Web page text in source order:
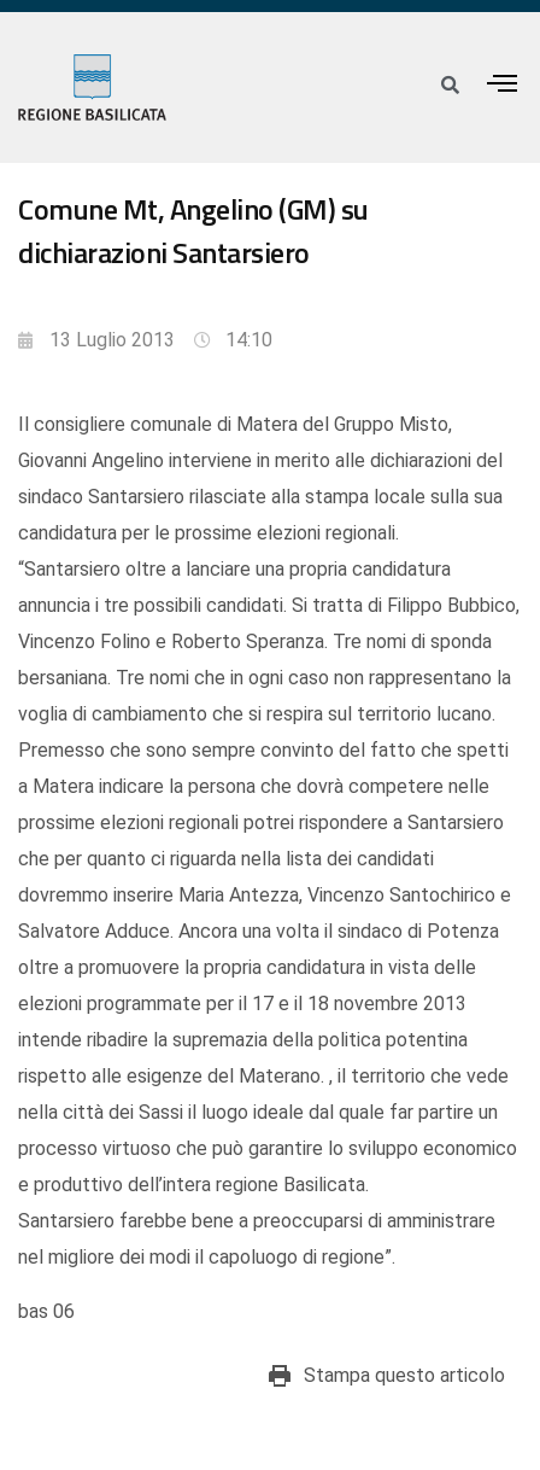
Comune Mt, Angelino (GM) su
dichiarazioni Santarsiero
13 Luglio 2013 14:10
Il consigliere comunale di Matera del Gruppo Misto,
Giovanni Angelino interviene in merito alle dichiarazioni del
sindaco Santarsiero rilasciate alla stampa locale sulla sua
candidatura per le prossime elezioni regionali.
“Santarsiero oltre a lanciare una propria candidatura
annuncia i tre possibili candidati. Si tratta di Filippo Bubbico,
Vincenzo Folino e Roberto Speranza. Tre nomi di sponda
bersaniana. Tre nomi che in ogni caso non rappresentano la
voglia di cambiamento che si respira sul territorio lucano.
Premesso che sono sempre convinto del fatto che spetti
a Matera indicare la persona che dovrà competere nelle
prossime elezioni regionali potrei rispondere a Santarsiero
che per quanto ci riguarda nella lista dei candidati
dovremmo inserire Maria Antezza, Vincenzo Santochirico e
Salvatore Adduce. Ancora una volta il sindaco di Potenza
oltre a promuovere la propria candidatura in vista delle
elezioni programmate per il 17 e il 18 novembre 2013
intende ribadire la supremazia della politica potentina
rispetto alle esigenze del Materano. , il territorio che vede
nella città dei Sassi il luogo ideale dal quale far partire un
processo virtuoso che può garantire lo sviluppo economico
e produttivo dell’intera regione Basilicata.
Santarsiero farebbe bene a preoccuparsi di amministrare
nel migliore dei modi il capoluogo di regione”.
bas 06
Stampa questo articolo